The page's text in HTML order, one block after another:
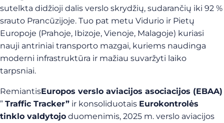
sutelkta didžioji dalis verslo skrydžių, sudarančių iki 92 %
srauto Prancūzijoje. Tuo pat metu Vidurio ir Pietų
Europoje (Prahoje, Ibizoje, Vienoje, Malagoje) kuriasi
nauji antriniai transporto mazgai, kuriems naudinga
moderni infrastruktūra ir mažiau suvaržyti laiko
tarpsniai.
RemiantisEuropos verslo aviacijos asociacijos (EBAA)
” Traffic Tracker” ir konsoliduotais Eurokontrolės
tinklo valdytojo duomenimis, 2025 m. verslo aviacijos